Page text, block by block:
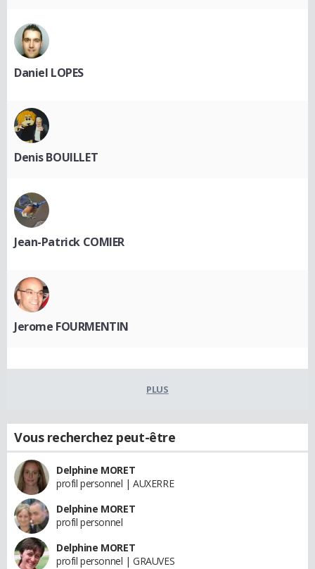
Daniel LOPES
Denis BOUILLET
Jean-Patrick COMIER
Jerome FOURMENTIN
PLUS
Vous recherchez peut-être
Delphine MORET
profil personnel | AUXERRE
Delphine MORET
profil personnel
Delphine MORET
profil personnel | GRAUVES